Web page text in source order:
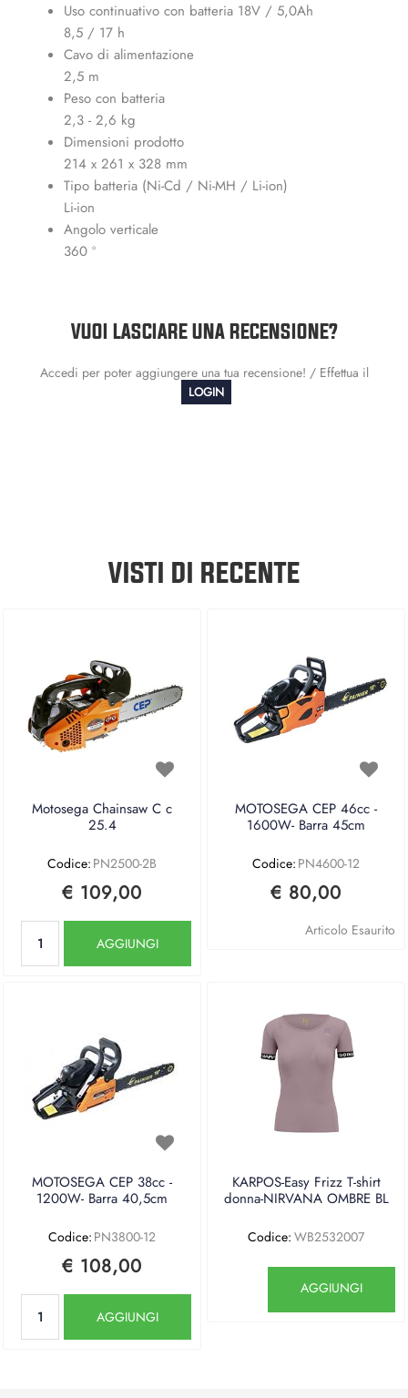
Uso continuativo con batteria 18V / 5,0Ah
8,5 / 17 h
Cavo di alimentazione
2,5 m
Peso con batteria
2,3 - 2,6 kg
Dimensioni prodotto
214 x 261 x 328 mm
Tipo batteria (Ni-Cd / Ni-MH / Li-ion)
Li-ion
Angolo verticale
360 º
VUOI LASCIARE UNA RECENSIONE?
Accedi per poter aggiungere una tua recensione! / Effettua il
LOGIN
VISTI DI RECENTE
Motosega Chainsaw C c
25.4
Codice: PN2500-2B
€ 109,00
AGGIUNGI
MOTOSEGA CEP 46cc -
1600W- Barra 45cm
Codice: PN4600-12
€ 80,00
Articolo Esaurito
MOTOSEGA CEP 38cc -
1200W- Barra 40,5cm
Codice: PN3800-12
€ 108,00
AGGIUNGI
KARPOS-Easy Frizz T-shirt
donna-NIRVANA OMBRE BL
Codice: WB2532007
AGGIUNGI